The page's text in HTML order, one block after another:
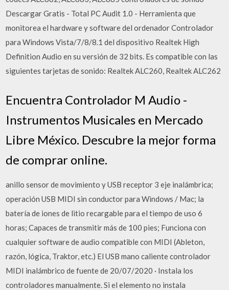
Descargar Gratis - Total PC Audit 1.0 - Herramienta que
monitorea el hardware y software del ordenador Controlador
para Windows Vista/7/8/8.1 del dispositivo Realtek High
Definition Audio en su versión de 32 bits. Es compatible con las
siguientes tarjetas de sonido: Realtek ALC260, Realtek ALC262
Encuentra Controlador M Audio -
Instrumentos Musicales en Mercado
Libre México. Descubre la mejor forma
de comprar online.
anillo sensor de movimiento y USB receptor 3 eje inalámbrica;
operación USB MIDI sin conductor para Windows / Mac; la
batería de iones de litio recargable para el tiempo de uso 6
horas; Capaces de transmitir más de 100 pies; Funciona con
cualquier software de audio compatible con MIDI (Ableton,
razón, lógica, Traktor, etc.) El USB mano caliente controlador
MIDI inalámbrico de fuente de 20/07/2020 · Instala los
controladores manualmente. Si el elemento no instala